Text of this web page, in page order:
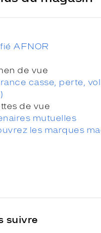
AFNOR
de vue
casse, perte,
de vue
mutuelles
les marques
suivre